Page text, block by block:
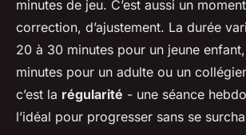
minutes de jeu. C’est aussi un
correction, d’ajustement. La durée
20 à 30 minutes pour un jeune
minutes pour un adulte ou un
c’est la régularité - une séance
l’idéal pour progresser sans se